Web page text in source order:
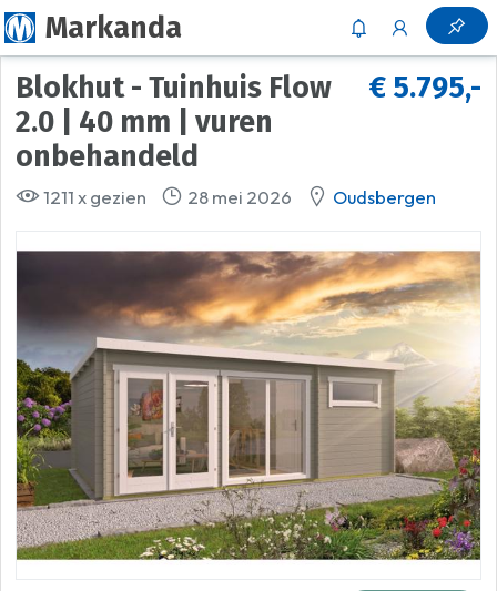
Markanda
€ 5.795,-
Blokhut - Tuinhuis Flow
2.0 | 40 mm | vuren
onbehandeld
1211 x gezien 28 mei 2026 Oudsbergen